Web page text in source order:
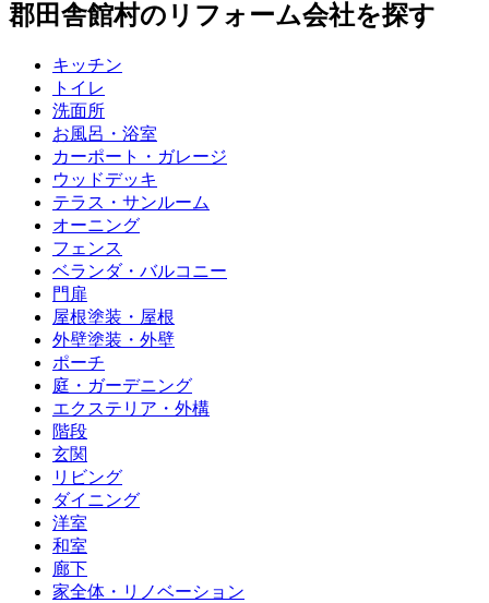
郡田舎館村のリフォーム会社を探す
キッチン
トイレ
洗面所
お風呂・浴室
カーポート・ガレージ
ウッドデッキ
テラス・サンルーム
オーニング
フェンス
ベランダ・バルコニー
門扉
屋根塗装・屋根
外壁塗装・外壁
ポーチ
庭・ガーデニング
エクステリア・外構
階段
玄関
リビング
ダイニング
洋室
和室
廊下
家全体・リノベーション